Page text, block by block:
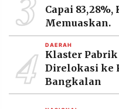
Capai
Memuaskan.
4 DAERAH
Klaster
Direlokasi ke
Bangkalan